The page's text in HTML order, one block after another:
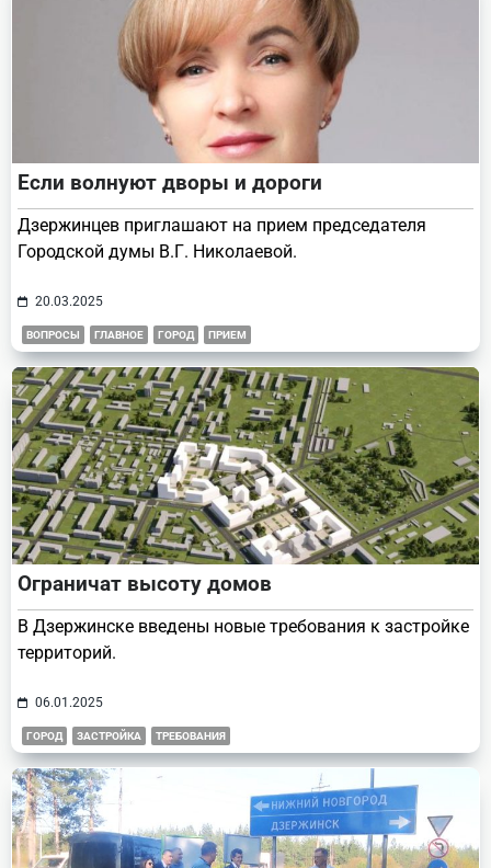
Если волнуют дворы и дороги
Дзержинцев приглашают на прием председателя
Городской думы В.Г. Николаевой.
20.03.2025
ВОПРОСЫ ГЛАВНОЕ ГОРОД ПРИЕМ
Ограничат высоту домов
В Дзержинске введены новые требования к застройке
территорий.
06.01.2025
ГОРОД ЗАСТРОЙКА ТРЕБОВАНИЯ